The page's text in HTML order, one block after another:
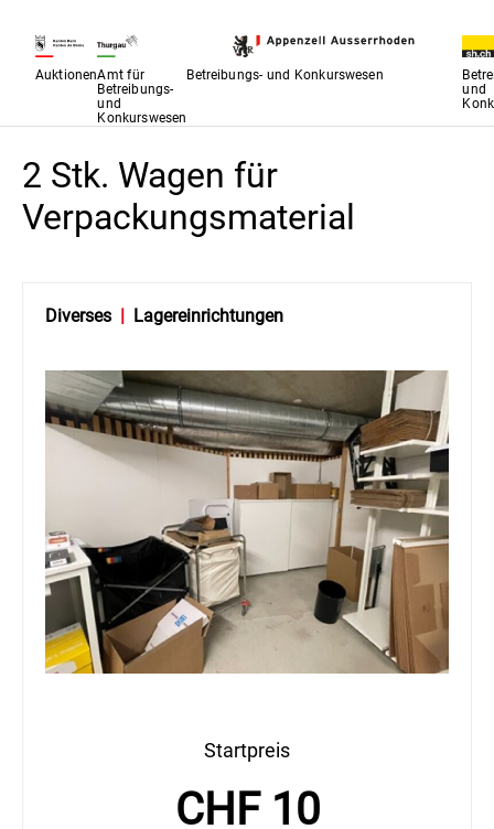
AuktionenAmt für
Betreibungs-
und
Konkurswesen
Betreibungs- und Konkurswesen
und
2 Stk. Wagen für
Verpackungsmaterial
Diverses | Lagereinrichtungen
Startpreis
CHF 10